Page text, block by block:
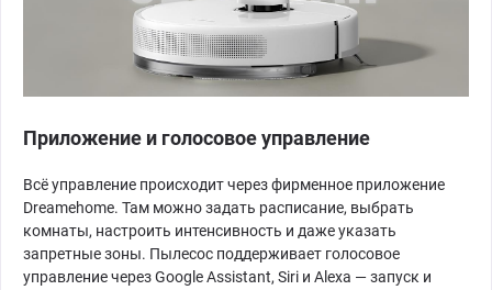
Приложение и голосовое управление
Всё управление происходит через фирменное приложение
Dreamehome. Там можно задать расписание, выбрать
комнаты, настроить интенсивность и даже указать
запретные зоны. Пылесос поддерживает голосовое
управление через Google Assistant, Siri и Alexa — запуск и